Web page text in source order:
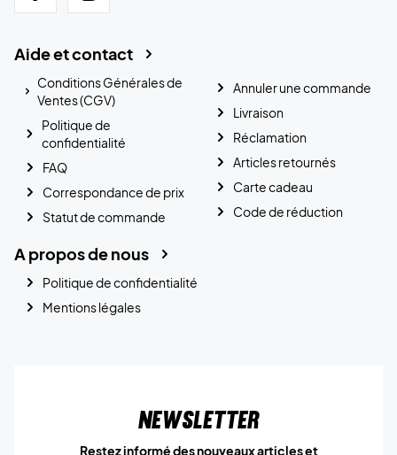
Aide et contact
Conditions Générales de
Ventes (CGV)
Politique de
confidentialité
FAQ
Correspondance de prix
Statut de commande
Annuler une commande
Livraison
Réclamation
Articles retournés
Carte cadeau
Code de réduction
A propos de nous
Politique de confidentialité
Mentions légales
Newsletter
Restez informé des nouveaux articles et